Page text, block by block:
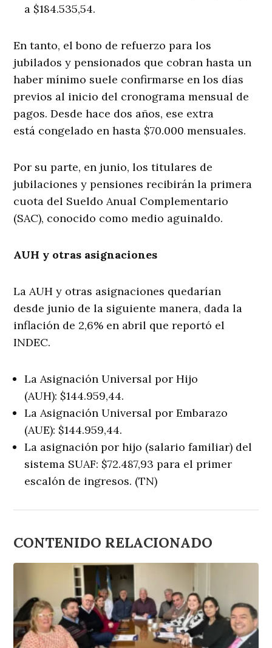
a $184.535,54.
En tanto, el bono de refuerzo para los
jubilados y pensionados que cobran hasta un
haber mínimo suele confirmarse en los días
previos al inicio del cronograma mensual de
pagos. Desde hace dos años, ese extra
está congelado en hasta $70.000 mensuales.
Por su parte, en junio, los titulares de
jubilaciones y pensiones recibirán la primera
cuota del Sueldo Anual Complementario
(SAC), conocido como medio aguinaldo.
AUH y otras asignaciones
La AUH y otras asignaciones quedarían
desde junio de la siguiente manera, dada la
inflación de 2,6% en abril que reportó el
INDEC.
La Asignación Universal por Hijo
(AUH): $144.959,44.
La Asignación Universal por Embarazo
(AUE): $144.959,44.
La asignación por hijo (salario familiar) del
sistema SUAF: $72.487,93 para el primer
escalón de ingresos. (TN)
CONTENIDO RELACIONADO